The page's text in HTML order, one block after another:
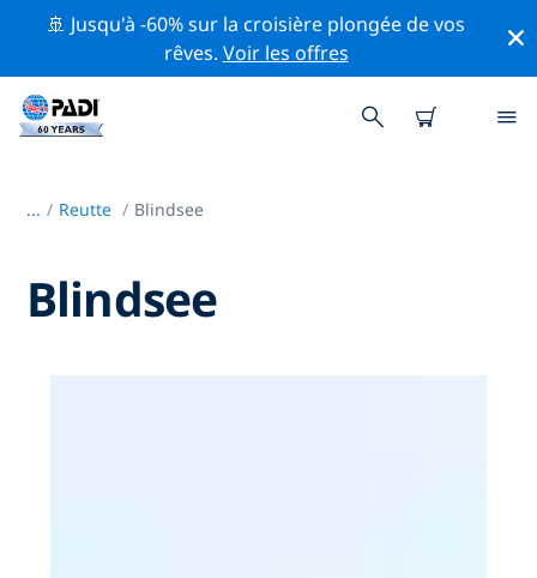
🚢 Jusqu'à -60% sur la croisière plongée de vos
rêves. Voir les offres
... / Reutte Blindsee
Blindsee